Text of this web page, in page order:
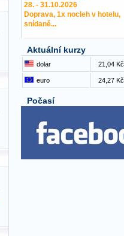
28. - 31.10.2026
Doprava, 1x nocleh v hotelu,
snídaně...
Aktuální kurzy
dolar 21,04 Kč
euro 24,27 Kč
Počasí